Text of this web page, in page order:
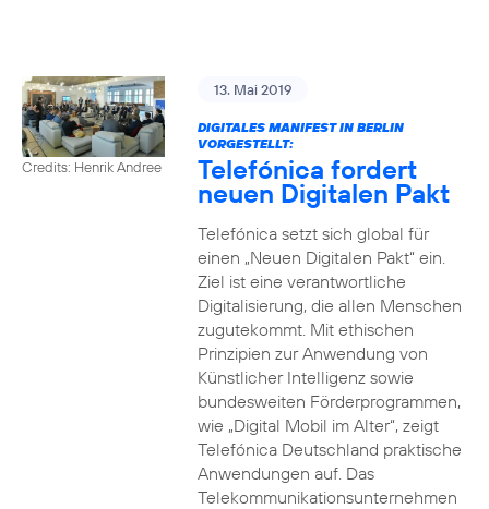
Credits: Henrik Andree
13. Mai 2019
DIGITALES MANIFEST IN BERLIN
VORGESTELLT:
Telefónica fordert
neuen Digitalen Pakt
Telefónica setzt sich global für
einen „Neuen Digitalen Pakt“ ein.
Ziel ist eine verantwortliche
Digitalisierung, die allen Menschen
zugutekommt. Mit ethischen
Prinzipien zur Anwendung von
Künstlicher Intelligenz sowie
bundesweiten Förderprogrammen,
wie „Digital Mobil im Alter“, zeigt
Telefónica Deutschland praktische
Anwendungen auf. Das
Telekommunikationsunternehmen